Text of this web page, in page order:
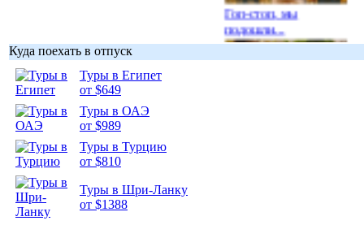
Гоп-стоп, мы
подошли...
Куда поехать в отпуск
Туры в Египет
от $649
Туры в ОАЭ
от $989
Туры в Турцию
от $810
Туры в Шри-Ланку
от $1388